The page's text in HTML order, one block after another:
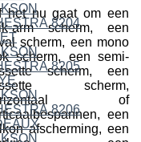
het nu gaat om een
arm scherm, een
scherm, een mono
scherm, een semi-
scherm, een
scherm,
of
een
afscherming, een